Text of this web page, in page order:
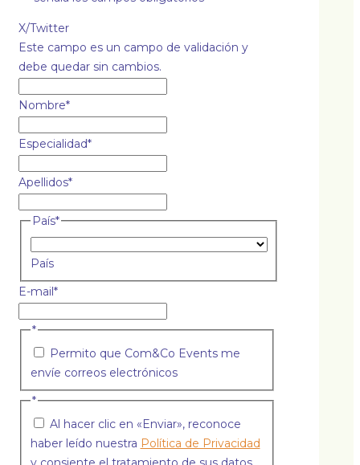
X/Twitter
Este campo es un campo de validación y
debe quedar sin cambios.
Nombre*
Especialidad*
Apellidos*
País*
País
E-mail*
*
Permito que Com&Co Events me
envíe correos electrónicos
*
Al hacer clic en «Enviar», reconoce
haber leído nuestra Política de Privacidad